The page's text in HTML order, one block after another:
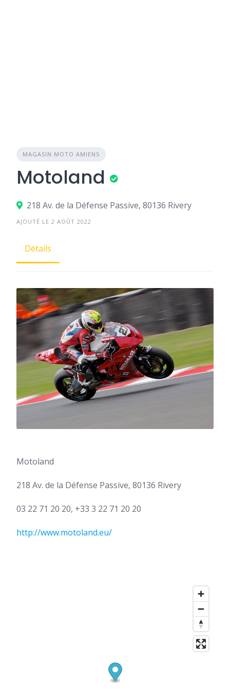
MAGASIN MOTO AMIENS
Motoland
218 Av. de la Défense Passive, 80136 Rivery
AJOUTÉ LE 2 AOÛT 2022
Détails
Motoland
218 Av. de la Défense Passive, 80136 Rivery
03 22 71 20 20, +33 3 22 71 20 20
http://www.motoland.eu/